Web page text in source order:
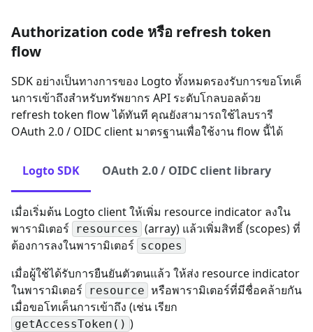
Authorization code หรือ refresh token
flow
SDK อย่างเป็นทางการของ Logto ทั้งหมดรองรับการขอโทเค็
นการเข้าถึงสำหรับทรัพยากร API ระดับโกลบอลด้วย
refresh token flow ได้ทันที คุณยังสามารถใช้ไลบรารี
OAuth 2.0 / OIDC client มาตรฐานเพื่อใช้งาน flow นี้ได้
Logto SDK OAuth 2.0 / OIDC client library
เมื่อเริ่มต้น Logto client ให้เพิ่ม resource indicator ลงใน
พารามิเตอร์
resources (array) แล้วเพิ่มสิทธิ์ (scopes) ที่
ต้องการลงในพารามิเตอร์ scopes
เมื่อผู้ใช้ได้รับการยืนยันตัวตนแล้ว ให้ส่ง resource indicator
ในพารามิเตอร์
resource หรือพารามิเตอร์ที่มีชื่อคล้ายกัน
เมื่อขอโทเค็นการเข้าถึง (เช่น เรียก
getAccessToken() )